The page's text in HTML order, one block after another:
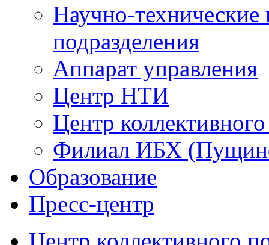
Научно-технические
подразделения
Аппарат управления
Центр НТИ
Центр
Филиал ИБХ
Образование
Пресс-центр